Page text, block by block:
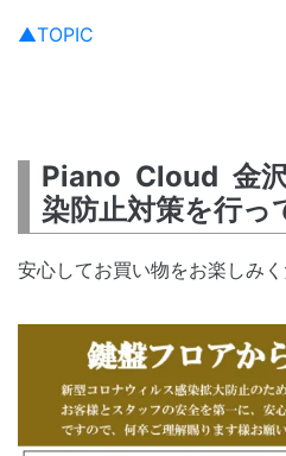
▲TOPIC
Piano Cloud 金
染防止対策を行っ
安心してお買い物をお楽しみ